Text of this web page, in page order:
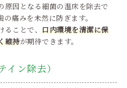
原因となる細菌の温床を除去で
痛みを未然に防ぎます。
ことで、 口内環境を清潔に保
維持が期待できます。
イン除去）